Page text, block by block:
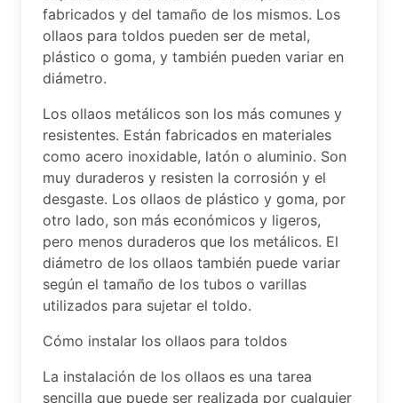
fabricados y del tamaño de los mismos. Los
ollaos para toldos pueden ser de metal,
plástico o goma, y también pueden variar en
diámetro.
Los ollaos metálicos son los más comunes y
resistentes. Están fabricados en materiales
como acero inoxidable, latón o aluminio. Son
muy duraderos y resisten la corrosión y el
desgaste. Los ollaos de plástico y goma, por
otro lado, son más económicos y ligeros,
pero menos duraderos que los metálicos. El
diámetro de los ollaos también puede variar
según el tamaño de los tubos o varillas
utilizados para sujetar el toldo.
Cómo instalar los ollaos para toldos
La instalación de los ollaos es una tarea
sencilla que puede ser realizada por cualquier